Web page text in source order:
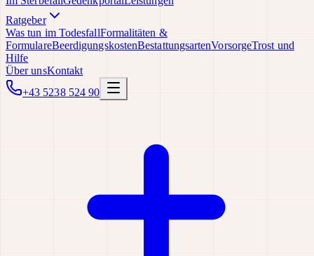
Ratgeber
Was tun im TodesfallFormalitäten &
FormulareBeerdigungskostenBestattungsartenVorsorgeTrost und
Hilfe
Über unsKontakt
+43 5238 524 90